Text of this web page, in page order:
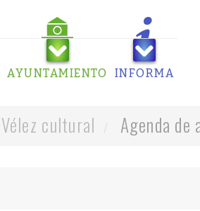
AYUNTAMIENTO INFORMA
Vélez cultural Agenda de